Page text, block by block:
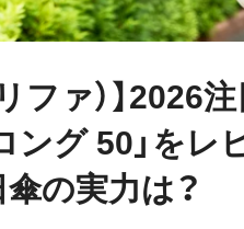
リファ）】
ング 50」をレ
の実力は？